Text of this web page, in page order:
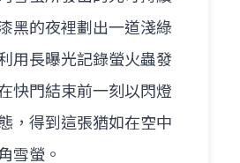
黑的夜裡劃出一道淺綠
用長曝光記錄螢火蟲發
快門結束前一刻以閃燈
，得到這張猶如在空中
雪螢。